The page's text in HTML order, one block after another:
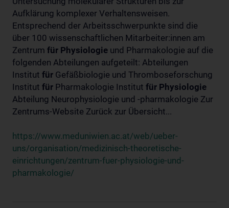
Aufklärung komplexer Verhaltensweisen.
Entsprechend der Arbeitsschwerpunkte sind die
über 100 wissenschaftlichen Mitarbeiter:innen am
Zentrum für Physiologie und Pharmakologie auf die
folgenden Abteilungen aufgeteilt: Abteilungen
Institut für Gefäßbiologie und Thromboseforschung
Institut für Pharmakologie Institut für Physiologie
Abteilung Neurophysiologie und -pharmakologie Zur
Zentrums-Website Zurück zur Übersicht...
https://www.meduniwien.ac.at/web/ueber-
uns/organisation/medizinisch-theoretische-
einrichtungen/zentrum-fuer-physiologie-und-
pharmakologie/